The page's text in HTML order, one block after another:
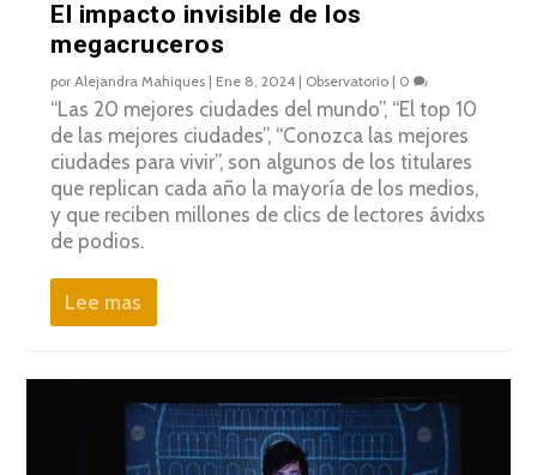
El impacto invisible de los
megacruceros
porAlejandra Mahiques | Ene 8, 2024 | Observatorio | 0
“Las 20 mejores ciudades del mundo”, “El top 10
de las mejores ciudades”, “Conozca las mejores
ciudades para vivir”, son algunos de los titulares
que replican cada año la mayoría de los medios,
y que reciben millones de clics de lectores ávidxs
de podios.
Lee mas